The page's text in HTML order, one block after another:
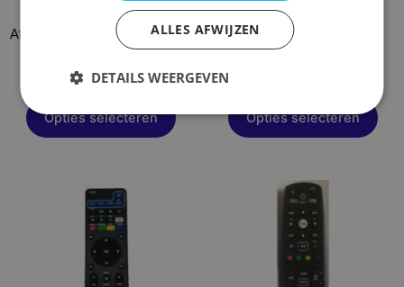
Afstandsbediening Dune hd102
€ 21,95
Opties selecteren
gekozen
worden
de
Afstandsbediening Edison
Opties selecteren
productpagina
Dit
product
heeft
meerdere
variaties.
Dit
product
heeft
meerdere
variaties.
ALLES AFWIJZEN
DETAILS WEERGEVEN